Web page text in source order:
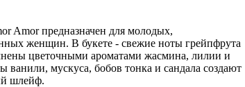
Amor предназначен для молодых,
женщин. В букете - свежие ноты грейпфрута
цветочными ароматами жасмина, лилии и
ванили, мускуса, бобов тонка и сандала создают
шлейф.